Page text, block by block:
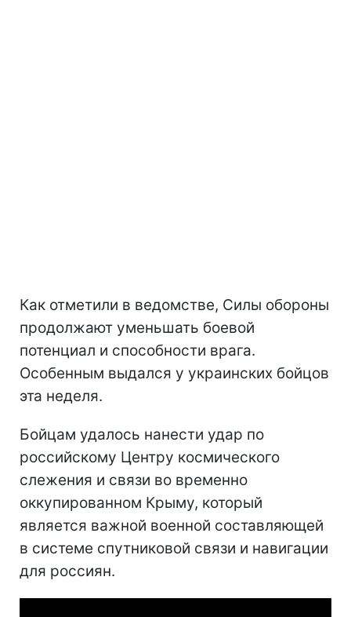
Как отметили в ведомстве, Силы обороны
продолжают уменьшать боевой
потенциал и способности врага.
Особенным выдался у украинских бойцов
эта неделя.
Бойцам удалось нанести удар по
российскому Центру космического
слежения и связи во временно
оккупированном Крыму, который
является важной военной составляющей
в системе спутниковой связи и навигации
для россиян.